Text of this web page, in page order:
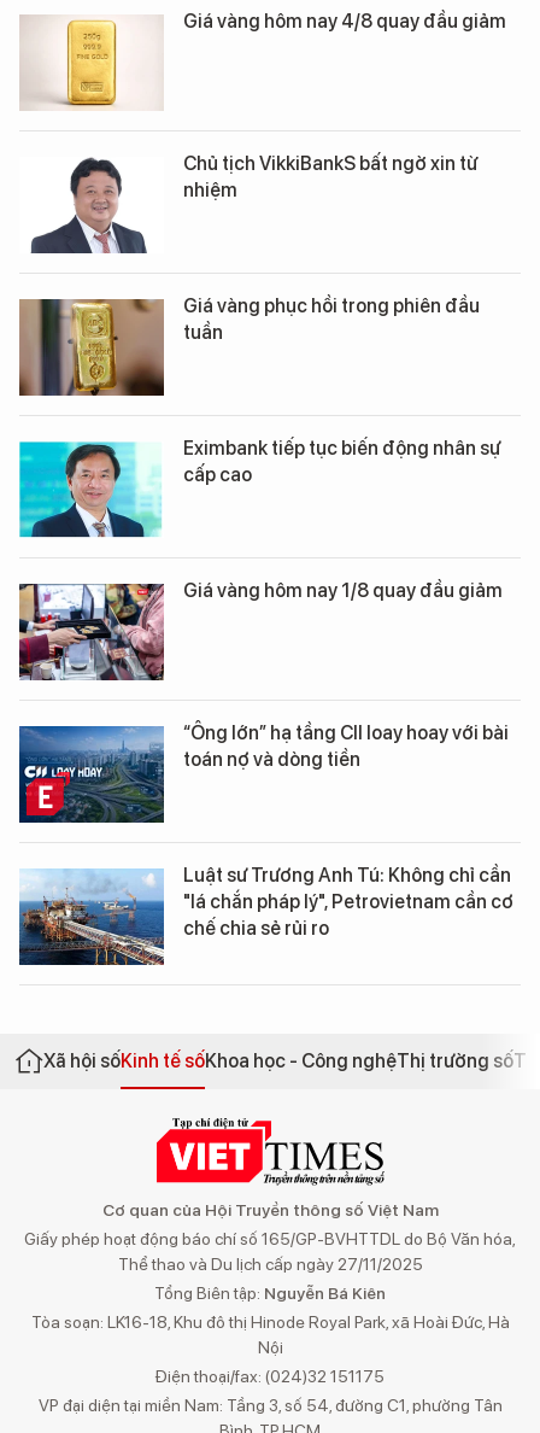
Giá vàng hôm nay 4/8 quay đầu giảm
Chủ tịch VikkiBankS bất ngờ xin từ
nhiệm
Giá vàng phục hồi trong phiên đầu
tuần
Eximbank tiếp tục biến động nhân sự
cấp cao
Giá vàng hôm nay 1/8 quay đầu giảm
“Ông lớn” hạ tầng CII loay hoay với bài
toán nợ và dòng tiền
Luật sư Trương Anh Tú: Không chỉ cần
"lá chắn pháp lý", Petrovietnam cần cơ
chế chia sẻ rủi ro
Xã hội sốKinh tế sốKhoa học - Công nghệThị trường số
Cơ quan của Hội Truyền thông số Việt Nam
Giấy phép hoạt động báo chí số 165/GP-BVHTTDL do Bộ Văn hóa,
Thể thao và Du lịch cấp ngày 27/11/2025
Tổng Biên tập: Nguyễn Bá Kiên
Tòa soạn: LK16-18, Khu đô thị Hinode Royal Park, xã Hoài Đức, Hà
Nội
Điện thoại/fax: (024)32 151175
VP đại diện tại miền Nam: Tầng 3, số 54, đường C1, phường Tân